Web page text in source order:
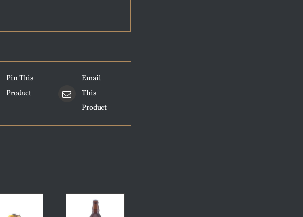
Pin This
Product
Email
This
Product